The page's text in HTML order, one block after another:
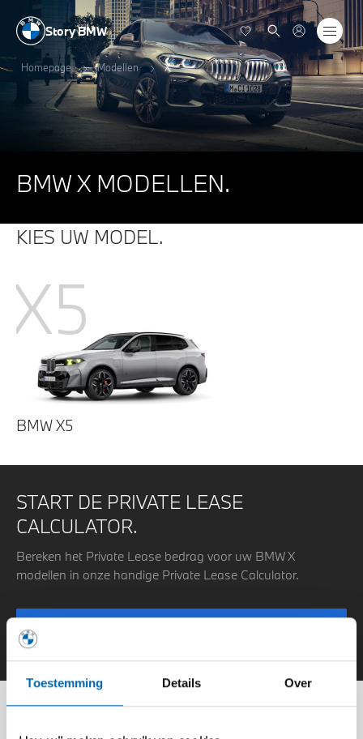
Toestemming Details Over
Story BMW
Homepage Modellen X
BMW X MODELLEN.
KIES UW MODEL.
X5
BMW X5
START DE PRIVATE LEASE
CALCULATOR.
Bereken het Private Lease bedrag voor uw BMW X
modellen in onze handige Private Lease Calculator.
Bereken hier